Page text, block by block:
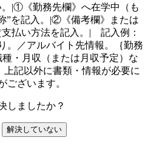
|①《勤務先欄》へ在学中（も
”を記入。|②《備考欄》または
支払い方法を記入。| 記入例：
。／アルバイト先情報。｛勤務
・月収（または月収予定）な
記以外に書類・情報が必要に
ございます。
しましたか？
解決していない